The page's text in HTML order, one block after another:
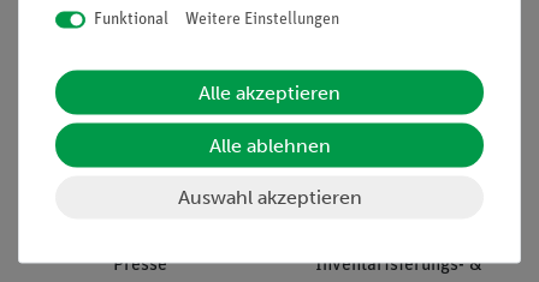
Informationen
Unternehmen
Presse
Service
Übersicht Service
Inventarisierungs- &
Funktional Weitere Einstellungen
Alle akzeptieren
Alle ablehnen
Auswahl akzeptieren